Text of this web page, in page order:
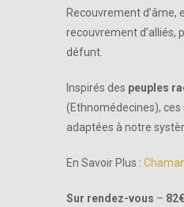
Recouvrement d’âme,
recouvrement d’alliés,
défunt.
Inspirés des peuples
(Ethnomédecines),
adaptées à notre
En Savoir Plus :
Sur rendez-vous –